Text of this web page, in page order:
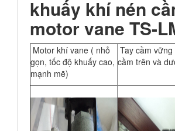
khuấy khí nén
motor vane TS-
Motor khí vane ( nhỏ
gọn, tốc độ khuấy cao,
mạnh mẽ)
Tay cầm
cầm trên và